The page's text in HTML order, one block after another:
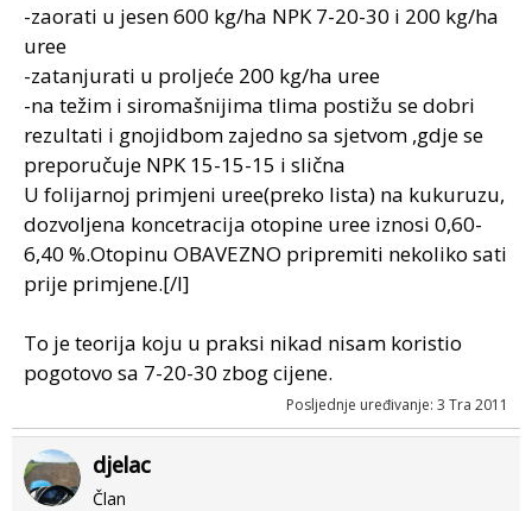
-zaorati u jesen 600 kg/ha NPK 7-20-30 i 200 kg/ha
uree
-zatanjurati u proljeće 200 kg/ha uree
-na težim i siromašnijima tlima postižu se dobri
rezultati i gnojidbom zajedno sa sjetvom ,gdje se
preporučuje NPK 15-15-15 i slična
U folijarnoj primjeni uree(preko lista) na kukuruzu,
dozvoljena koncetracija otopine uree iznosi 0,60-
6,40 %.Otopinu OBAVEZNO pripremiti nekoliko sati
prije primjene.[/I]
To je teorija koju u praksi nikad nisam koristio
pogotovo sa 7-20-30 zbog cijene.
Posljednje uređivanje: 3 Tra 2011
djelac
Član